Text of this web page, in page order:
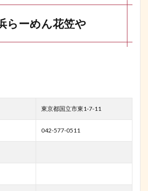
らーめん花笠や
東京都国立市東1-7-11
042-577-0511